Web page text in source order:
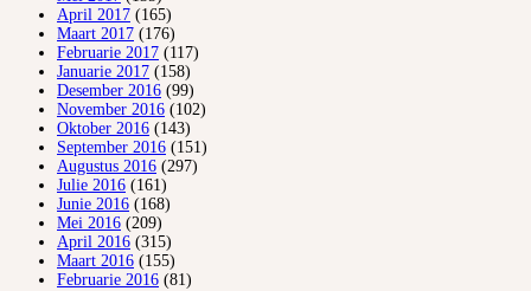
April 2017 (165)
Maart 2017 (176)
Februarie 2017 (117)
Januarie 2017 (158)
Desember 2016 (99)
November 2016 (102)
Oktober 2016 (143)
September 2016 (151)
Augustus 2016 (297)
Julie 2016 (161)
Junie 2016 (168)
Mei 2016 (209)
April 2016 (315)
Maart 2016 (155)
Februarie 2016 (81)